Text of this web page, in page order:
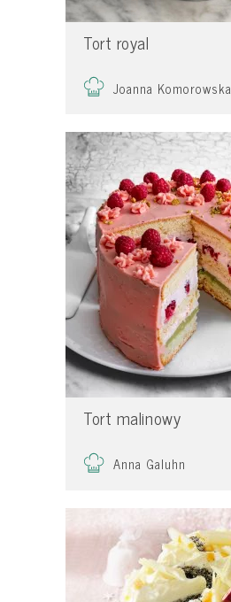
Tort royal
Joanna Komorowska
Tort malinowy
Anna Galuhn